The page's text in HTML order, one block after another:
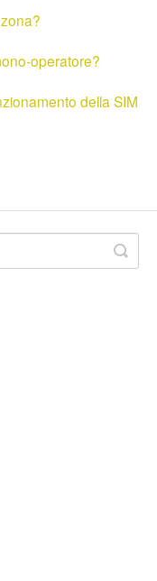
operatore?
della SIM